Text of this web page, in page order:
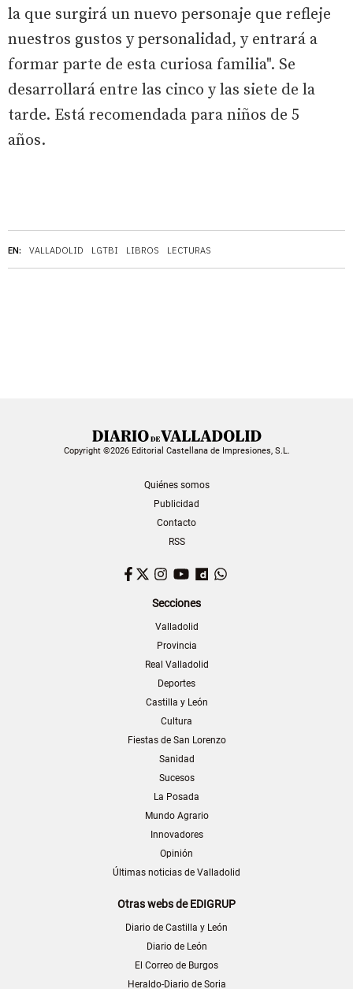
EN: VALLADOLID LGTBI LIBROS LECTURAS
la que surgirá un nuevo personaje que refleje
nuestros gustos y personalidad, y entrará a
formar parte de esta curiosa familia". Se
desarrollará entre las cinco y las siete de la
tarde. Está recomendada para niños de 5
años.
Copyright ©2026 Editorial Castellana de Impresiones, S.L.
Quiénes somos
Publicidad
Contacto
RSS
Facebook
TwitterInstagram
YouTubeDailymotion
Secciones
Valladolid
Provincia
Real Valladolid
Deportes
Castilla y León
Cultura
Fiestas de San Lorenzo
Sanidad
Sucesos
La Posada
Mundo Agrario
Innovadores
Opinión
Últimas noticias de Valladolid
Otras webs de EDIGRUP
Diario de Castilla y León
Diario de León
El Correo de Burgos
Heraldo-Diario de Soria